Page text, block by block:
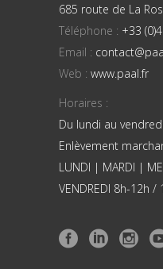
685 route de La
Téléphone : +33
Email :
Web : www.paal.fr
Horaires :
Du lundi au
Enlèvement
LUNDI | MARDI |
VENDREDI 8h-12h /